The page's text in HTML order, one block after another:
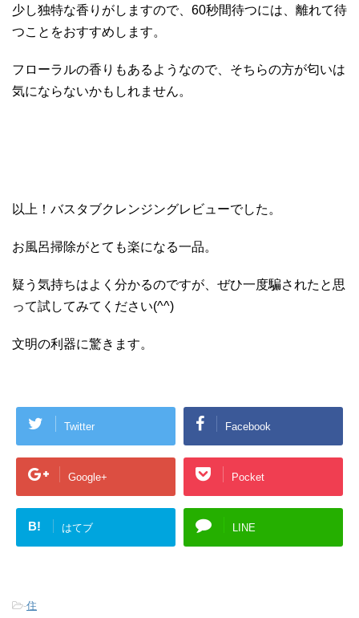
少し独特な香りがしますので、60秒間待つには、離れて待
つことをおすすめします。
フローラルの香りもあるようなので、そちらの方が匂いは
気にならないかもしれません。
以上！バスタブクレンジングレビューでした。
お風呂掃除がとても楽になる一品。
疑う気持ちはよく分かるのですが、ぜひ一度騙されたと思
って試してみてください(^^)
文明の利器に驚きます。
Twitter Facebook
Google+ Pocket
B! はてブ LINE
-住